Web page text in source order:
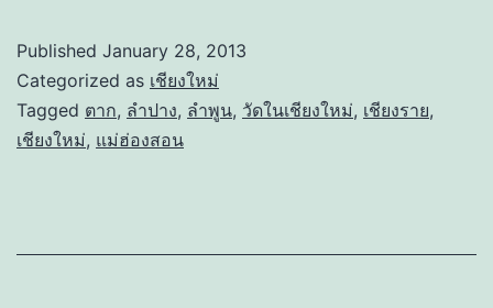
Published January 28, 2013
Categorized as เชียงใหม่
Tagged ตาก, ลำปาง, ลำพูน, วัดในเชียงใหม่, เชียงราย,
เชียงใหม่, แม่ฮ่องสอน